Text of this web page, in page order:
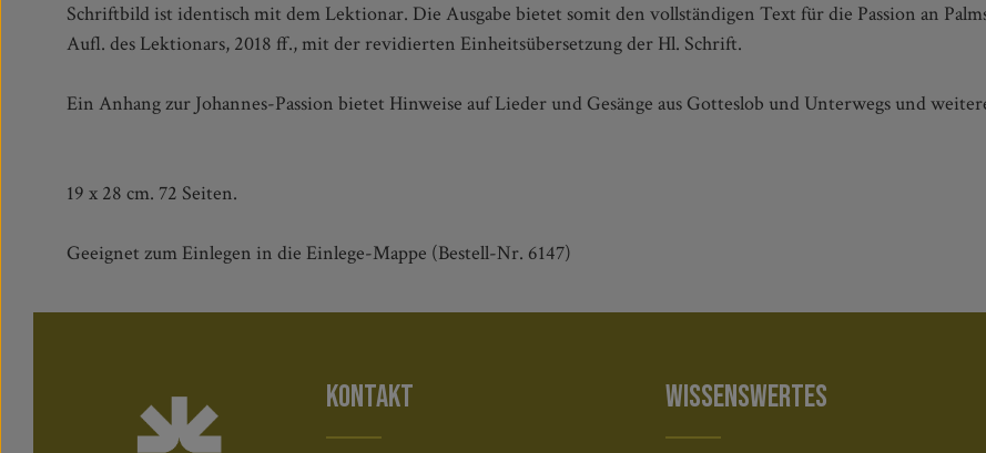
Schriftbild ist identisch mit dem Lektionar. Die Ausgabe bietet somit den vollständigen Text für die Passion an
Aufl. des Lektionars, 2018 ff., mit der revidierten Einheitsübersetzung der Hl. Schrift.
Ein Anhang zur Johannes-Passion bietet Hinweise auf Lieder und Gesänge aus Gotteslob und Unterwegs und
19 x 28 cm. 72 Seiten.
Geeignet zum Einlegen in die Einlege-Mappe (Bestell-Nr. 6147)
KONTAKT WISSENSWERTES